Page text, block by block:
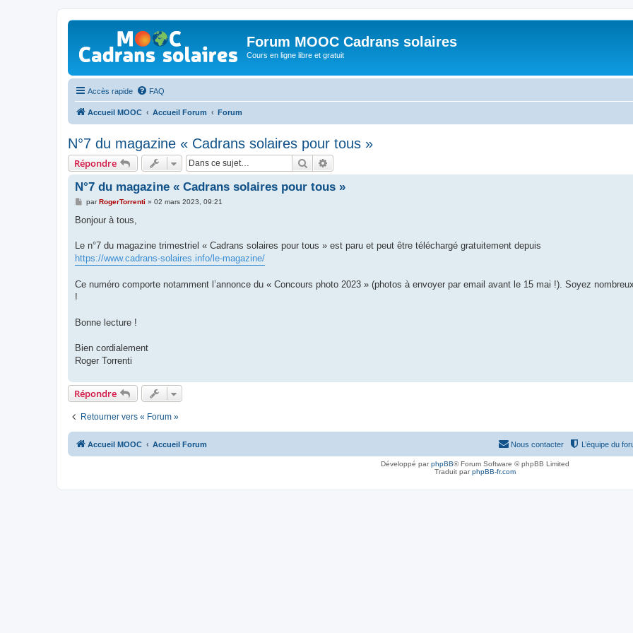
Forum MOOC Cadrans solaires
Cours en ligne libre et gratuit
Accès rapide FAQ
Accueil MOOC Accueil Forum Forum
N°7 du magazine « Cadrans solaires pour tous »
Répondre Rechercher
N°7 du magazine « Cadrans solaires pour tous »
M
s
g
parRogerTorrenti » 02 mars 2023, 09:21
Bonjour à tous,
Le n°7 du magazine trimestriel « Cadrans solaires pour tous » est paru et peut être téléchargé gratuitement depuis
https://www.cadrans-solaires.info/le-magazine/
Ce numéro comporte notamment l’annonce du « Concours photo 2023 » (photos à envoyer par email avant le 15 mai !). Soyez
!
Bonne lecture !
Bien cordialement
Roger Torrenti
Répondre
Retourner vers « Forum »
Accueil MOOC Accueil Forum L’équipe du
Nous contacter
Développé parphpBB® Forum Software © phpBB Limited
Traduit parphpBB-fr.com